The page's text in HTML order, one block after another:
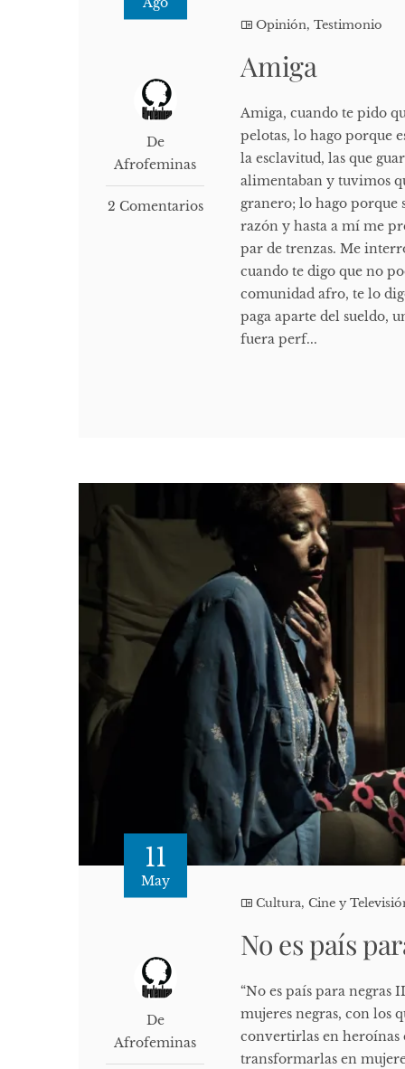
De
Afrofeminas
2 Comentarios
Opinión,Testimonio
Amiga
Amiga, cuando te pido
pelotas, lo hago porque
la esclavitud, las que
alimentaban y tuvimos
granero; lo hago porque
razón y hasta a mí me
par de trenzas. Me
cuando te digo que no
comunidad afro, te lo
paga aparte del sueldo,
fuera perf...
11
May
De
Afrofeminas
Cultura, Cine y
No es país
“No es país para negras
mujeres negras, con los
convertirlas en heroínas
transformarlas en